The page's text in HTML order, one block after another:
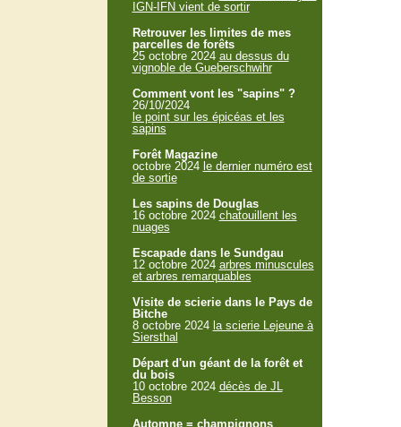
IGN-IFN vient de sortir
Retrouver les limites de mes
parcelles de forêts
25 octobre 2024 au dessus du
vignoble de Gueberschwihr
Comment vont les "sapins" ?
26/10/2024
le point sur les épicéas et les
sapins
Forêt Magazine
octobre 2024 le dernier numéro est
de sortie
Les sapins de Douglas
16 octobre 2024 chatouillent les
nuages
Escapade dans le Sundgau
12 octobre 2024 arbres minuscules
et arbres remarquables
Visite de scierie dans le Pays de
Bitche
8 octobre 2024 la scierie Lejeune à
Siersthal
Départ d'un géant de la forêt et
du bois
10 octobre 2024 décès de JL
Besson
Automne = champignons